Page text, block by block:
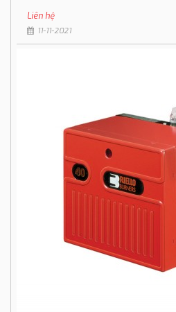
Liên hệ
11-11-2021